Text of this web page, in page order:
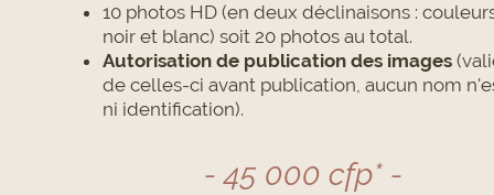
10 photos HD (en deux déclinaisons :
noir et blanc) soit 20 photos au total.
Autorisation de publication des images
de celles-ci avant publication, aucun nom
ni identification).
- 45 000 cfp* -